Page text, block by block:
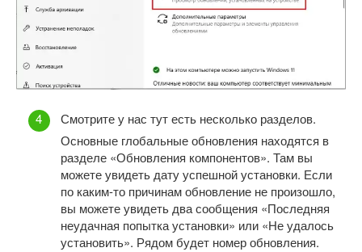
Смотрите у нас тут есть несколько разделов.
Основные глобальные обновления находятся в
разделе «Обновления компонентов». Там вы
можете увидеть дату успешной установки. Если
по каким-то причинам обновление не произошло,
вы можете увидеть два сообщения «Последняя
неудачная попытка установки» или «Не удалось
установить». Рядом будет номер обновления.